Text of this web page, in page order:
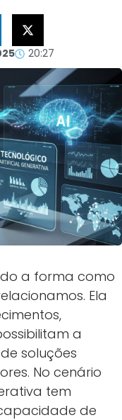
20:27
a forma como
Ela
a
soluções
No cenário
tem
de